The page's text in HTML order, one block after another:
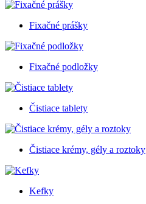
Fixačné prášky
Fixačné podložky
Čistiace tablety
Čistiace krémy, gély a roztoky
Kefky